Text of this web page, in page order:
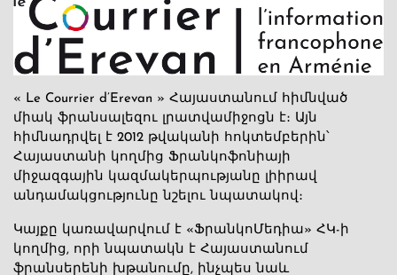
« Le Courrier d’Erevan » Հայաստանում հիմնված
միակ ֆրանսալեզու լրատվամիջոցն է։ Այն
հիմնադրվել է 2012 թվականի հոկտեմբերին՝
Հայաստանի կողմից Ֆրանկոֆոնիայի
միջազգային կազմակերպությանը լիիրավ
անդամակցությունը նշելու նպատակով։
Կայքը կառավարվում է «ՖրանկոՄեդիա» ՀԿ-ի
կողմից, որի նպատակն է Հայաստանում
ֆրանսերենի խթանումը, ինչպես նաև